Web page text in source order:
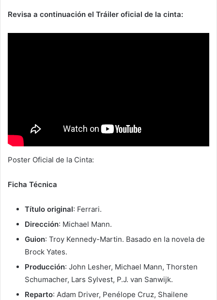
Revisa a continuación el Tráiler oficial de la cinta:
Poster Oficial de la Cinta:
Ficha Técnica
Título original: Ferrari.
Dirección: Michael Mann.
Guion: Troy Kennedy-Martin. Basado en la novela de
Brock Yates.
Producción: John Lesher, Michael Mann, Thorsten
Schumacher, Lars Sylvest, P.J. van Sanwijk.
Reparto: Adam Driver, Penélope Cruz, Shailene